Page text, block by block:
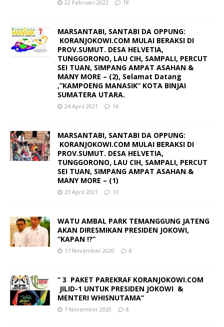
22 Februari 2022 18
MARSANTABI, SANTABI DA OPPUNG:
KORANJOKOWI.COM MULAI BERAKSI DI
PROV.SUMUT. DESA HELVETIA,
TUNGGORONO, LAU CIH, SAMPALI, PERCUT
SEI TUAN, SIMPANG AMPAT ASAHAN &
MANY MORE – (2), Selamat Datang
,”KAMPOENG MANASIK” KOTA BINJAI
SUMATERA UTARA.
24 April 2021 16
MARSANTABI, SANTABI DA OPPUNG:
KORANJOKOWI.COM MULAI BERAKSI DI
PROV.SUMUT. DESA HELVETIA,
TUNGGORONO, LAU CIH, SAMPALI, PERCUT
SEI TUAN, SIMPANG AMPAT ASAHAN &
MANY MORE – (1)
23 April 2021 13
WATU AMBAL PARK TEMANGGUNG JATENG
AKAN DIRESMIKAN PRESIDEN JOKOWI,
“KAPAN !?”
17 November 2020 8
“ 3 PAKET PAREKRAF KORANJOKOWI.COM
JILID-1 UNTUK PRESIDEN JOKOWI &
MENTERI WHISNUTAMA“
7 November 2020 8